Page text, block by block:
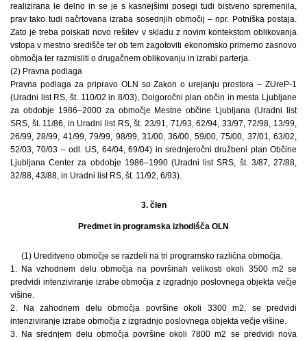
realizirana le delno in se je s kasnejšimi posegi tudi bistveno spremenila,
prav tako tudi načrtovana izraba sosednjih območij – npr. Potniška postaja.
Zato je treba poiskati novo rešitev v skladu z novim kontekstom oblikovanja
vstopa v mestno središče ter ob tem zagotoviti ekonomsko primerno zasnovo
območja ter razmisliti o drugačnem oblikovanju in izrabi parterja.
(2) Pravna podlaga
Pravna podlaga za pripravo OLN so Zakon o urejanju prostora – ZUreP-1
(Uradni list RS, št. 110/02 in 8/03), Dolgoročni plan občin in mesta Ljubljane
za obdobje 1986–2000 za območje Mestne občine Ljubljana (Uradni list
SRS, št. 11/86, in Uradni list RS, št. 23/91, 71/93, 62/94, 33/97, 72/98, 13/99,
26/99, 28/99, 41/99, 79/99, 98/99, 31/00, 36/00, 59/00, 75/00, 37/01, 63/02,
52/03, 70/03 – odl. US, 64/04, 69/04) in srednjeročni družbeni plan Občine
Ljubljana Center za obdobje 1986–1990 (Uradni list SRS, št. 3/87, 27/88,
32/88, 43/88, in Uradni list RS, št. 11/92, 6/93).
3. člen
Predmet in programska izhodišča OLN
(1) Ureditveno območje se razdeli na tri programsko različna območja.
1. Na vzhodnem delu območja na površinah velikosti okoli 3500 m2 se
predvidi intenziviranje izrabe območja z izgradnjo poslovnega objekta večje
višine.
2. Na zahodnem delu območja površine okoli 3300 m2, se predvidi
intenziviranje izrabe območja z izgradnjo poslovnega objekta večje višine.
3. Na srednjem delu območja površine okoli 7800 m2 se predvidi nova